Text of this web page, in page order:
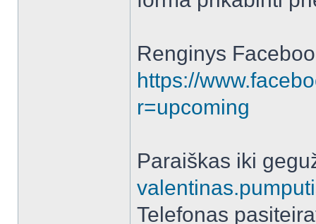
Renginys
https://
r=upcoming
Paraiškas iki
Telefonas